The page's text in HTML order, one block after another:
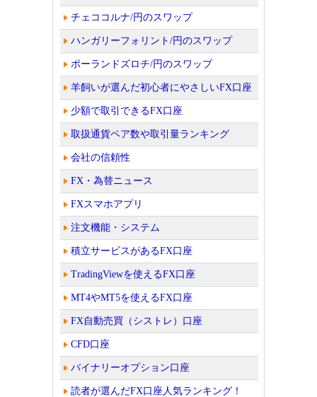
チェココルナ/円のスワップ
ハンガリーフォリント/円のスワップ
ポーランドズロチ/円のスワップ
羊飼いが選んだ初心者にやさしいFX口座
少額で取引できるFX口座
取扱通貨ペア数や取引量ランキング
会社の信頼性
FX・為替ニュース
FXスマホアプリ
注文機能・システム
積立サービスがあるFX口座
TradingViewを使えるFX口座
MT4やMT5を使えるFX口座
FX自動売買（シストレ）口座
CFD口座
バイナリーオプション口座
読者が選んだFX口座人気ランキング！